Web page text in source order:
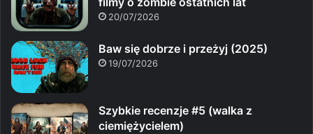
20/07/2026
Baw się dobrze i przeżyj (2025)
19/07/2026
Szybkie recenzje #5 (walka z
ciemiężycielem)